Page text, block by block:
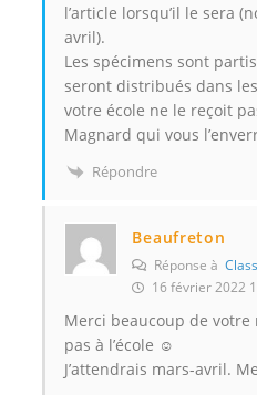
l’article lorsqu’il le sera
avril).
Les spécimens sont
seront distribués dans
votre école ne le reçoit
Magnard qui vous
Répondre
Beaufreton
Réponse à
16 février 2022
Merci beaucoup de votre
pas à l’école ☺️
J’attendrais mars-avril.